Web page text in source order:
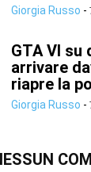
Giorgia Russo -
GTA VI
arrivare
riapre la
Giorgia Russo -